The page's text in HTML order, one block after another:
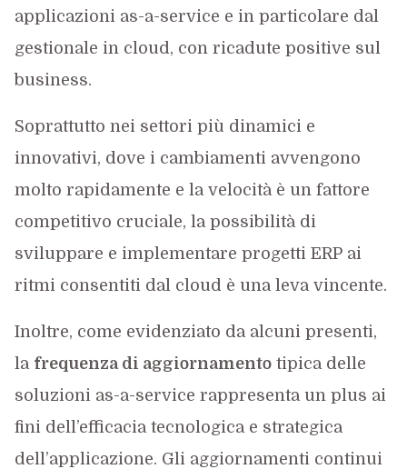
applicazioni as-a-service e in particolare dal
gestionale in cloud, con ricadute positive sul
business.
Soprattutto nei settori più dinamici e
innovativi, dove i cambiamenti avvengono
molto rapidamente e la velocità è un fattore
competitivo cruciale, la possibilità di
sviluppare e implementare progetti ERP ai
ritmi consentiti dal cloud è una leva vincente.
Inoltre, come evidenziato da alcuni presenti,
la frequenza di aggiornamentotipica delle
soluzioni as-a-service rappresenta un plus ai
fini dell’efficacia tecnologica e strategica
dell’applicazione. Gli aggiornamenti continui